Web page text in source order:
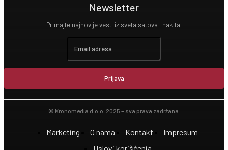
Newsletter
Primajte najnovije vesti iz sveta satova i nakita!
Prijava
© Kronomedia d.o.o. 2025 – sva prava zadržana.
Marketing O nama Kontakt
Impresum
Uslovi korišćenja